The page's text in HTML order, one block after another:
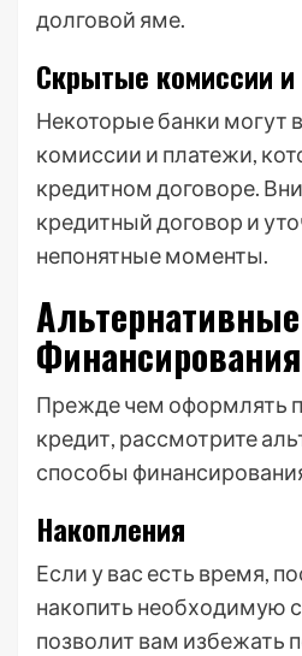
долговой яме.
Скрытые комиссии
Некоторые банки могут
комиссии и платежи,
кредитном договоре.
кредитный договор и
непонятные моменты.
Финансирования
Прежде чем оформлять
кредит, рассмотрите
способы
Накопления
Если у вас есть время,
накопить необходимую
позволит вам избежать